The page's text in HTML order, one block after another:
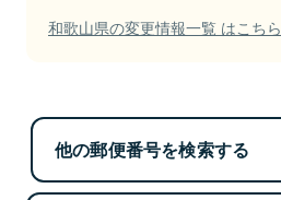
和歌山県の変更情報一覧 はこちら
他の郵便番号を検索する